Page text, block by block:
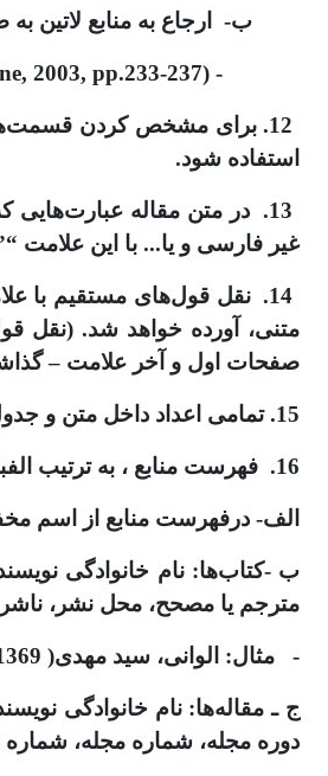
ب- ارجاع به منابع لاتین به
- (Abran & Buglione, 2003, pp.233-237)
12. برای مشخص کردن
استفاده شود.
13. در متن مقاله
غیر فارسی و یا... با این علامت
14. نقل قول‌های مستقیم با
متنی، آورده خواهد شد.
صفحات اول و آخر علامت –
15. تمامی اعداد داخل متن و جدول ها به فارسی نوشته شوند، و برای جداسازی اعداد از ممیز ( / ) ، مثال: 31/609 .
16. فهرست منابع ، به ترتیب الفبایی به صورت الگوی های زیر نگارش شوند(ابتدا منابع فارسی سپس زبان دوم با شماره گذاری مشترک):
الف- درفهرست منابع از اسم
ب -کتاب‌ها: نام خانوادگی
مترجم یا مصحح، محل نشر،
- مثال: الوانی، سید مهدی( 1369).تصمیم
ج ـ مقاله‌‌ها: نام خانوادگی
دوره مجله، شماره مجله،